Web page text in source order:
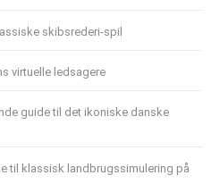
skibsrederi-spil
virtuelle ledsagere
guide til det ikoniske danske
til klassisk landbrugssimulering på